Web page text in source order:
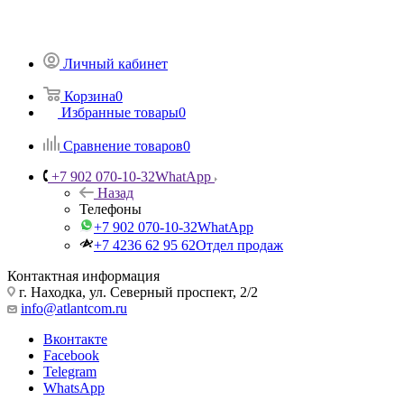
Личный кабинет
Корзина0
Избранные товары0
Сравнение товаров0
+7 902 070-10-32WhatApp
Назад
Телефоны
+7 902 070-10-32WhatApp
+7 4236 62 95 62Отдел продаж
Контактная информация
г. Находка, ул. Северный проспект, 2/2
info@atlantcom.ru
Вконтакте
Facebook
Telegram
WhatsApp